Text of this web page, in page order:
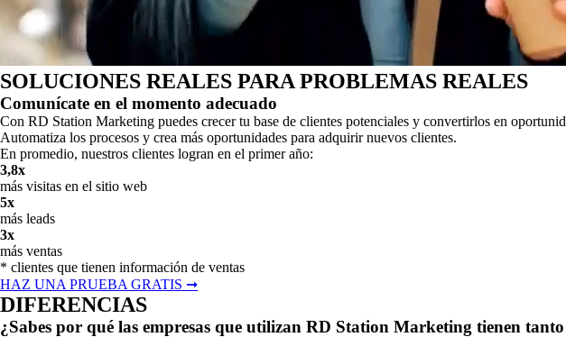
SOLUCIONES REALES PARA PROBLEMAS REALES
Comunícate en el momento adecuado
Con RD Station Marketing puedes crecer tu base de clientes potenciales y convertirlos en
Automatiza los procesos y crea más oportunidades para adquirir nuevos clientes.
En promedio, nuestros clientes logran en el primer año:
3,8x
más visitas en el sitio web
5x
más leads
3x
más ventas
* clientes que tienen información de ventas
HAZ UNA PRUEBA GRATIS ➞
DIFERENCIAS
¿Sabes por qué las empresas que utilizan RD Station Marketing tienen